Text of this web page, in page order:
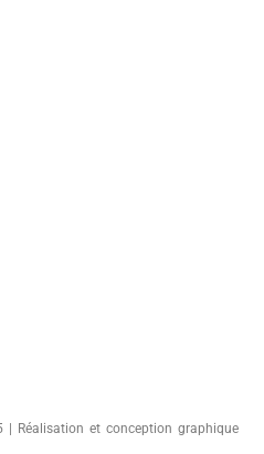
Réalisation et conception graphique